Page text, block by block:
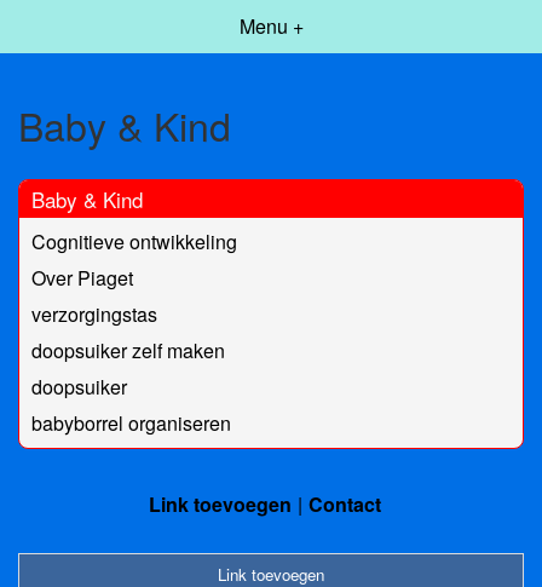
Menu +
Baby & Kind
Baby & Kind
Cognitieve ontwikkeling
Over Piaget
verzorgingstas
doopsuiker zelf maken
doopsuiker
babyborrel organiseren
Link toevoegen Contact
Link toevoegen